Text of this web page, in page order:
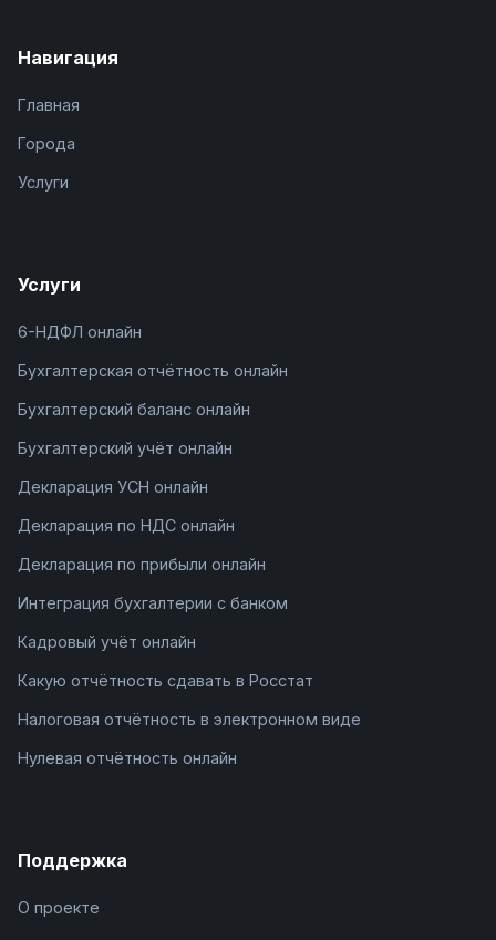
Навигация
Главная
Города
Услуги
Услуги
6-НДФЛ онлайн
Бухгалтерская отчётность онлайн
Бухгалтерский баланс онлайн
Бухгалтерский учёт онлайн
Декларация УСН онлайн
Декларация по НДС онлайн
Декларация по прибыли онлайн
Интеграция бухгалтерии с банком
Кадровый учёт онлайн
Какую отчётность сдавать в Росстат
Налоговая отчётность в электронном виде
Нулевая отчётность онлайн
Поддержка
О проекте